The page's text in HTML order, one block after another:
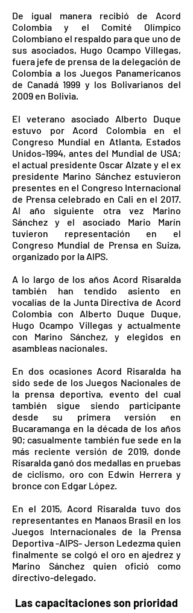
De igual manera recibió de Acord
Colombia y el Comité Olímpico
Colombiano el respaldo para que uno de
sus asociados, Hugo Ocampo Villegas,
fuera jefe de prensa de la delegación de
Colombia a los Juegos Panamericanos
de Canadá 1999 y los Bolivarianos del
2009 en Bolivia.
El veterano asociado Alberto Duque
estuvo por Acord Colombia en el
Congreso Mundial en Atlanta, Estados
Unidos-1994, antes del Mundial de USA;
el actual presidente Oscar Alzate y el ex
presidente Marino Sánchez estuvieron
presentes en el Congreso Internacional
de Prensa celebrado en Cali en el 2017.
Al año siguiente otra vez Marino
Sánchez y el asociado Mario Marín
tuvieron representación en el
Congreso Mundial de Prensa en Suiza,
organizado por la AIPS.
A lo largo de los años Acord Risaralda
también han tendido asiento en
vocalías de la Junta Directiva de Acord
Colombia con Alberto Duque Duque,
Hugo Ocampo Villegas y actualmente
con Marino Sánchez, y elegidos en
asambleas nacionales.
En dos ocasiones Acord Risaralda ha
sido sede de los Juegos Nacionales de
la prensa deportiva, evento del cual
también sigue siendo participante
desde su primera versión en
Bucaramanga en la década de los años
90; casualmente también fue sede en la
más reciente versión de 2019, donde
Risaralda ganó dos medallas en pruebas
de ciclismo, oro con Edwin Herrera y
bronce con Edgar López.
En el 2015, Acord Risaralda tuvo dos
representantes en Manaos Brasil en los
Juegos Internacionales de la Prensa
Deportiva -AIPS- Jerson Ledezma quien
finalmente se colgó el oro en ajedrez y
Marino Sánchez quien ofició como
directivo-delegado.
Las capacitaciones son prioridad